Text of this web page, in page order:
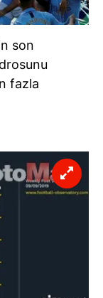
son
fazla